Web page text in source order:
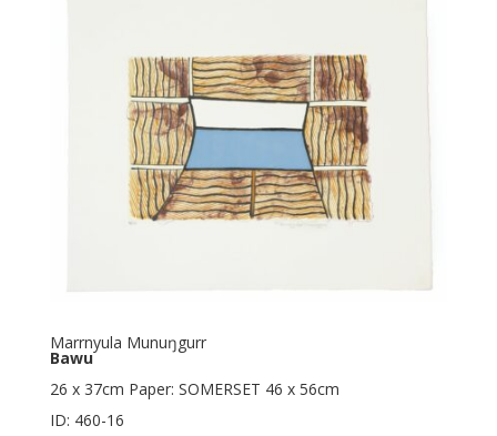
Marrnyula Munuŋgurr
Bawu
26 x 37cm Paper: SOMERSET 46 x 56cm
ID: 460-16